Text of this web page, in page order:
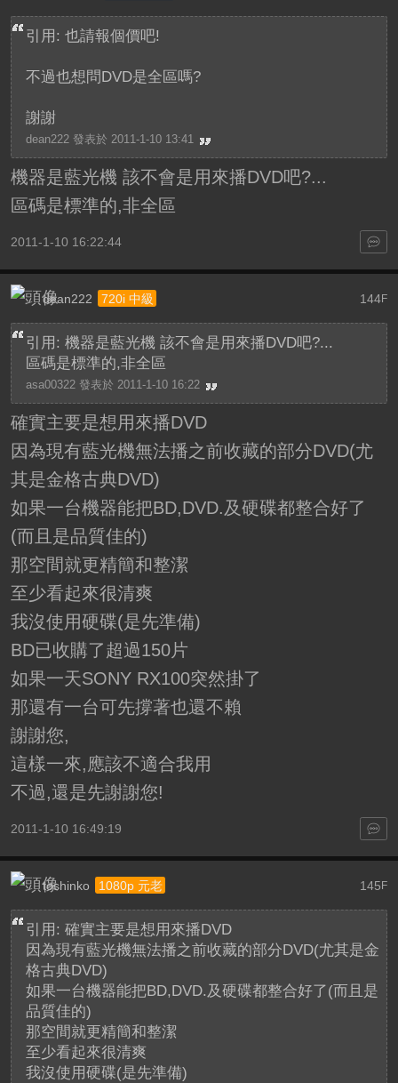
引用: 也請報個價吧!
不過也想問DVD是全區嗎?
謝謝
dean222 發表於 2011-1-10 13:41
機器是藍光機 該不會是用來播DVD吧?...
區碼是標準的,非全區
2011-1-10 16:22:44
144F
dean222 720i 中級
引用: 機器是藍光機 該不會是用來播DVD吧?...
區碼是標準的,非全區
asa00322 發表於 2011-1-10 16:22
確實主要是想用來播DVD
因為現有藍光機無法播之前收藏的部分DVD(尤
其是金格古典DVD)
如果一台機器能把BD,DVD.及硬碟都整合好了
(而且是品質佳的)
那空間就更精簡和整潔
至少看起來很清爽
我沒使用硬碟(是先準備)
BD已收購了超過150片
如果一天SONY RX100突然掛了
那還有一台可先撐著也還不賴
謝謝您,
這樣一來,應該不適合我用
不過,還是先謝謝您!
2011-1-10 16:49:19
145F
toshinko 1080p 元老
引用: 確實主要是想用來播DVD
因為現有藍光機無法播之前收藏的部分DVD(尤其是金
格古典DVD)
如果一台機器能把BD,DVD.及硬碟都整合好了(而且是
品質佳的)
那空間就更精簡和整潔
至少看起來很清爽
我沒使用硬碟(是先準備)